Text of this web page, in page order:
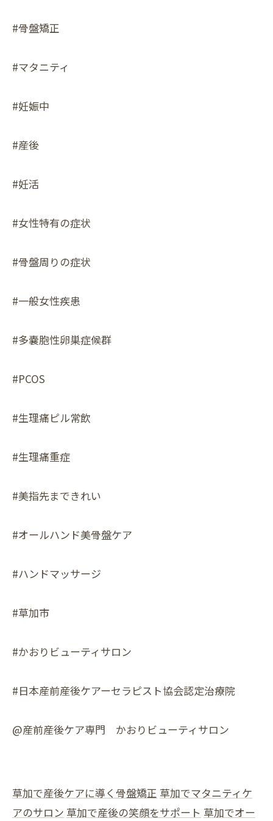
#骨盤矯正
#マタニティ
#妊娠中
#産後
#妊活
#女性特有の症状
#骨盤周りの症状
#一般女性疾患
#多嚢胞性卵巣症候群
#PCOS
#生理痛ピル常飲
#生理痛重症
#美指先まできれい
#オールハンド美骨盤ケア
#ハンドマッサージ
#草加市
#かおりビューティサロン
#日本産前産後ケアーセラピスト協会認定治療院
@産前産後ケア専門 かおりビューティサロン
草加で産後ケアに導く骨盤矯正 草加でマタニティケ
アのサロン 草加で産後の笑顔をサポート 草加でオー